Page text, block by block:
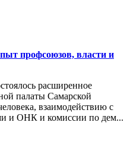
профсоюзов, власти и
расширенное
палаты Самарской
взаимодействию с
и ОНК и комиссии по дем...